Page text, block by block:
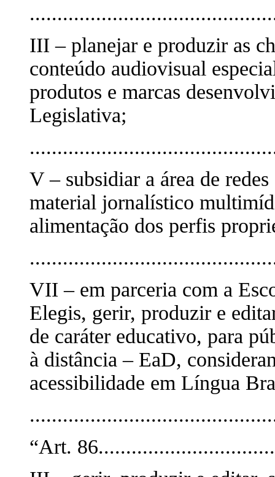
III – planejar e produzir as
conteúdo audiovisual
produtos e marcas
Legislativa;
V – subsidiar a área de
material jornalístico
alimentação dos perfis
VII – em parceria com a
Elegis, gerir, produzir e
de caráter educativo, para
à distância – EaD,
acessibilidade em Língua
“Art.